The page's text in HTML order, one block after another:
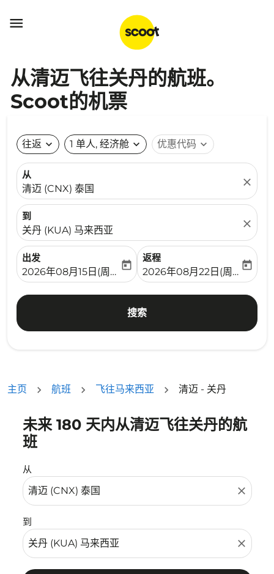

从清迈飞往关丹的航班。
Scoot的机票
往返 expand_more 1 单人, 经济舱 expand_more 优惠代码 expand_more
从
清迈 (CNX) 泰国
close
到
关丹 (KUA) 马来西亚
close
出发
fc-booking-departure-date-aria-label
2026年08月15日(周六)
today
返程
fc-booking-return-date-
2026年08月22日(周六)
today
搜索
主页 航班 飞往马来西亚 清迈 - 关丹
未来 180 天内从清迈飞往关丹的航
班
从
close
到
close
没有符合您的筛选条件的机票。请调整您的筛选条件。